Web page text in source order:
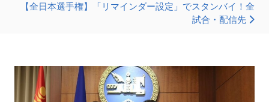
【全日本選手権】「リマインダー設定」でスタンバイ！全
試合・配信先